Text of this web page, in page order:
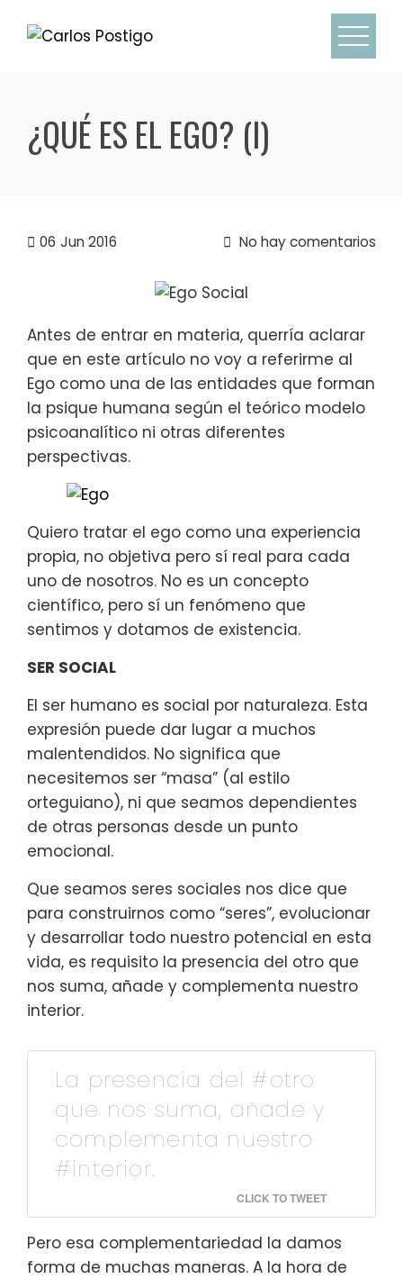
¿QUÉ ES EL EGO? (I)
06 Jun 2016 No hay comentarios
Antes de entrar en materia, querría aclarar
que en este artículo no voy a referirme al
Ego como una de las entidades que forman
la psique humana según el teórico modelo
psicoanalítico ni otras diferentes
perspectivas.
Quiero tratar el ego como una experiencia
propia, no objetiva pero sí real para cada
uno de nosotros. No es un concepto
científico, pero sí un fenómeno que
sentimos y dotamos de existencia.
SER SOCIAL
El ser humano es social por naturaleza. Esta
expresión puede dar lugar a muchos
malentendidos. No significa que
necesitemos ser “masa” (al estilo
orteguiano), ni que seamos dependientes
de otras personas desde un punto
emocional.
Que seamos seres sociales nos dice que
para construirnos como “seres”, evolucionar
y desarrollar todo nuestro potencial en esta
vida, es requisito la presencia del otro que
nos suma, añade y complementa nuestro
interior.
La presencia del #otro
que nos suma, añade y
complementa nuestro
#interior.
CLICK TO TWEET
Pero esa complementariedad la damos
forma de muchas maneras. A la hora de